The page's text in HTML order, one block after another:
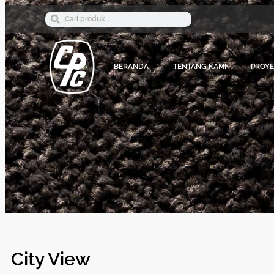
BERANDA TENTANG KAMI
City View